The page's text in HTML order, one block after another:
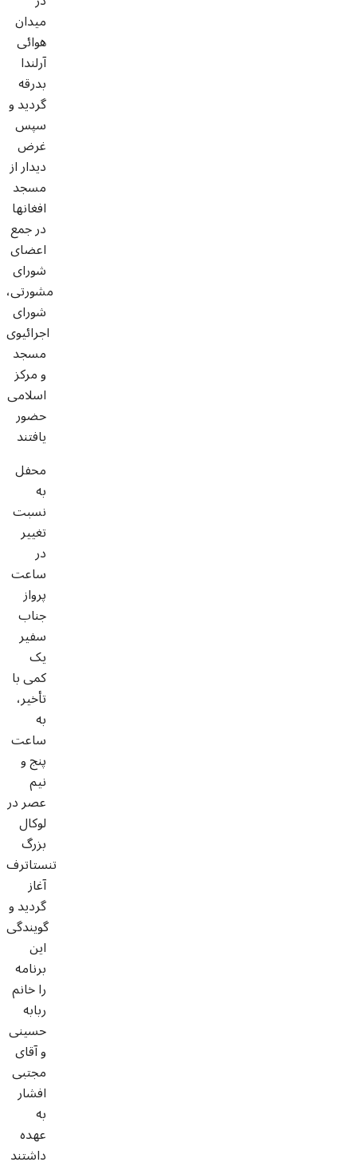
میدان
هوائی
آرلندا
بدرقه
گردید و
سپس
غرض
دیدار از
مسجد
افغانها
در جمع
اعضای
شورای
مشورتی،
شورای
اجرائیوی
مسجد
و مرکز
اسلامی
حضور
یافتند
محفل
به
نسبت
تغییر
در
ساعت
پرواز
جناب
سفیر
یک
کمی با
تأخیر،
به
ساعت
پنج و
نیم
عصر در
لوکال
بزرگ
تنستاترف
آغاز
گردید و
گویندگی
این
برنامه
را خانم
ربابه
حسینی
و آقای
مجتبی
افشار
به
عهده
داشتند